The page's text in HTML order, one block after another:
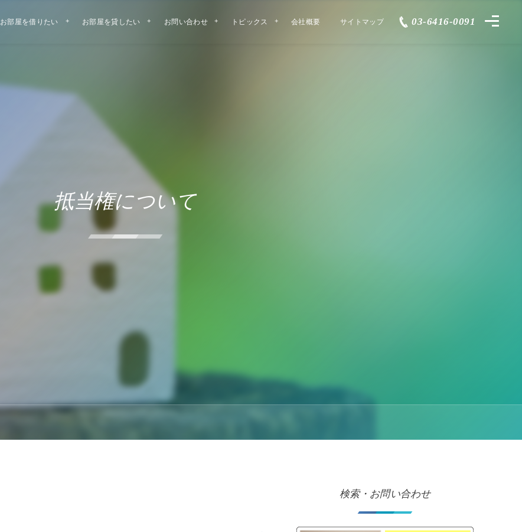
お部屋を借りたい お部屋を貸したい お問い合わせ トピックス 会社概要 サイトマップ 03-6416-0091
抵当権について
検索・お問い合わせ